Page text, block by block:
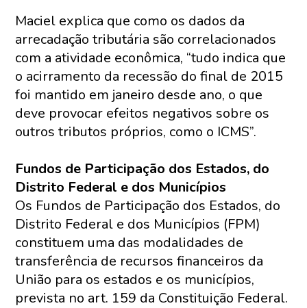
Maciel explica que como os dados da
arrecadação tributária são correlacionados
com a atividade econômica, “tudo indica que
o acirramento da recessão do final de 2015
foi mantido em janeiro desde ano, o que
deve provocar efeitos negativos sobre os
outros tributos próprios, como o ICMS”.
Fundos de Participação dos Estados, do
Distrito Federal e dos Municípios
Os Fundos de Participação dos Estados, do
Distrito Federal e dos Municípios (FPM)
constituem uma das modalidades de
transferência de recursos financeiros da
União para os estados e os municípios,
prevista no art. 159 da Constituição Federal.